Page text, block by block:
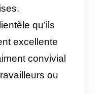
très utile pour
vente. En bref,
est une solution
de centre